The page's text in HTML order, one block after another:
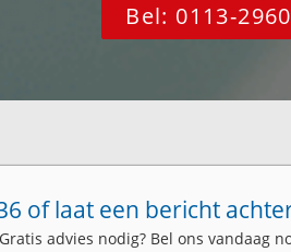
Bel: 0113-
of laat een bericht
advies nodig? Bel ons vandaag